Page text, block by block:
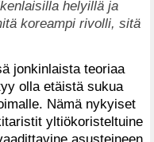
helyillä ja
koreampi rivolli, sitä
jonkinlaista teoriaa
olla etäistä sukua
Nämä nykyiset
yltiökoristeltuine